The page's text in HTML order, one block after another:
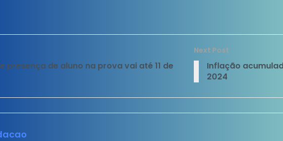
presença de aluno na prova vai até 11 de
Next Post
Inflação
2024